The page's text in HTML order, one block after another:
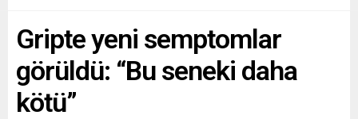
Gripte yeni semptomlar
görüldü: “Bu seneki daha
kötü”